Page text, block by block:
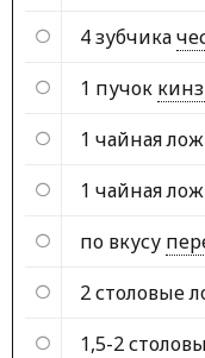
4 зубчика
1 пучок
1 чайная
1 чайная
по вкусу
2 столовые
1,5-2